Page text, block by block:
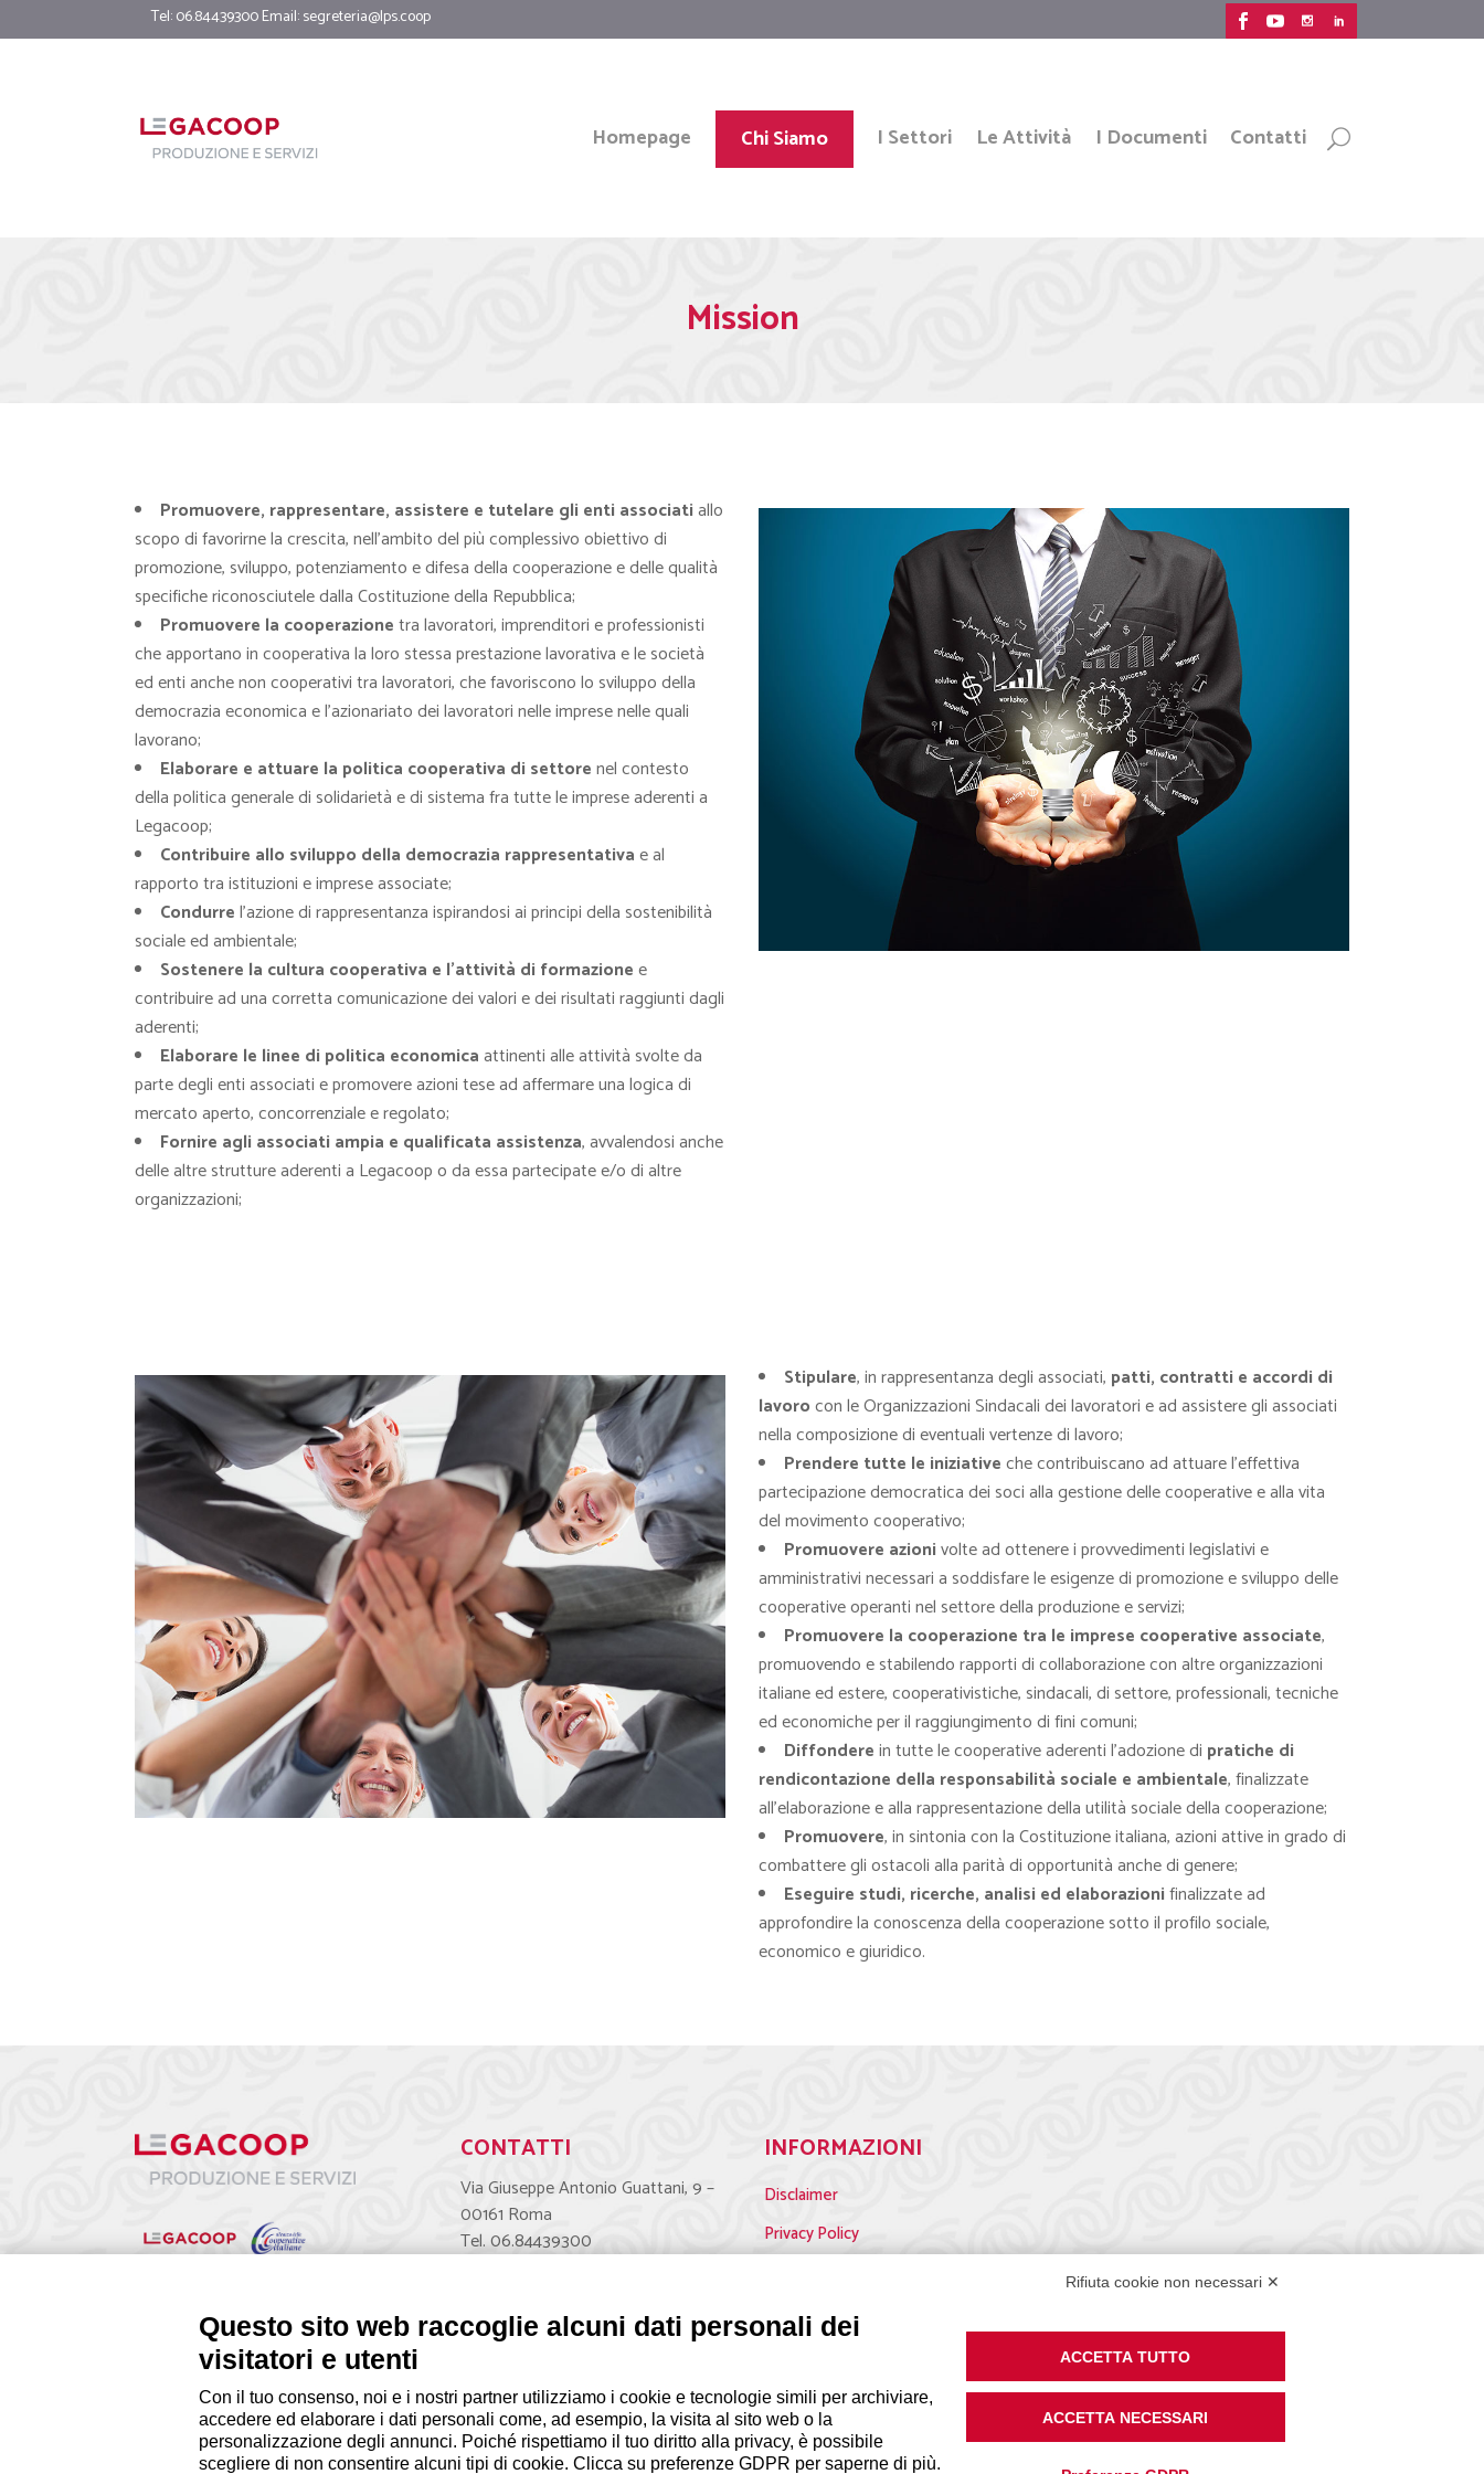
Tel: 06.84439300 Email:segreteria@lps.coop
Homepage Chi Siamo I Settori Le Attività I Documenti Contatti
Mission
Promuovere, rappresentare, assistere e tutelare gli enti associatiallo
scopo di favorirne la crescita, nell’ambito del più complessivo obiettivo di
promozione, sviluppo, potenziamento e difesa della cooperazione e delle qualità
specifiche riconosciutele dalla Costituzione della Repubblica;
Promuovere la cooperazionetra lavoratori, imprenditori e professionisti
che apportano in cooperativa la loro stessa prestazione lavorativa e le società
ed enti anche non cooperativi tra lavoratori, che favoriscono lo sviluppo della
democrazia economica e l’azionariato dei lavoratori nelle imprese nelle quali
lavorano;
Elaborare e attuare la politica cooperativa di settorenel contesto
della politica generale di solidarietà e di sistema fra tutte le imprese aderenti a
Legacoop;
Contribuire allo sviluppo della democrazia rappresentativae al
rapporto tra istituzioni e imprese associate;
Condurrel’azione di rappresentanza ispirandosi ai principi della sostenibilità
sociale ed ambientale;
Sostenere la cultura cooperativa e l’attività di formazionee
contribuire ad una corretta comunicazione dei valori e dei risultati raggiunti dagli
aderenti;
Elaborare le linee di politica economicaattinenti alle attività svolte da
parte degli enti associati e promovere azioni tese ad affermare una logica di
mercato aperto, concorrenziale e regolato;
Fornire agli associati ampia e qualificata assistenza, avvalendosi anche
delle altre strutture aderenti a Legacoop o da essa partecipate e/o di altre
organizzazioni;
Stipulare, in rappresentanza degli associati, patti, contratti e accordi di
lavorocon le Organizzazioni Sindacali dei lavoratori e ad assistere gli associati
nella composizione di eventuali vertenze di lavoro;
Prendere tutte le iniziativeche contribuiscano ad attuare l’effettiva
partecipazione democratica dei soci alla gestione delle cooperative e alla vita
del movimento cooperativo;
Promuovere azionivolte ad ottenere i provvedimenti legislativi e
amministrativi necessari a soddisfare le esigenze di promozione e sviluppo delle
cooperative operanti nel settore della produzione e servizi;
Promuovere la cooperazione tra le imprese cooperative associate,
promuovendo e stabilendo rapporti di collaborazione con altre organizzazioni
italiane ed estere, cooperativistiche, sindacali, di settore, professionali, tecniche
ed economiche per il raggiungimento di fini comuni;
Diffonderein tutte le cooperative aderenti l’adozione di pratiche di
rendicontazione della responsabilità sociale e ambientale, finalizzate
all’elaborazione e alla rappresentazione della utilità sociale della cooperazione;
Promuovere, in sintonia con la Costituzione italiana, azioni attive in grado di
combattere gli ostacoli alla parità di opportunità anche di genere;
Eseguire studi, ricerche, analisi ed elaborazionifinalizzate ad
approfondire la conoscenza della cooperazione sotto il profilo sociale,
economico e giuridico.
CONTATTI
Via Giuseppe Antonio Guattani, 9 –
00161 Roma
Tel. 06.84439300
INFORMAZIONI
Disclaimer
Privacy Policy
Rifiuta cookie non necessari ✕
Questo sito web raccoglie alcuni dati personali dei
visitatori e utenti
Con il tuo consenso, noi e i nostri partner utilizziamo i cookie e tecnologie simili per archiviare,
accedere ed elaborare i dati personali come, ad esempio, la visita al sito web o la
personalizzazione degli annunci. Poiché rispettiamo il tuo diritto alla privacy, è possibile
scegliere di non consentire alcuni tipi di cookie. Clicca su preferenze GDPR per saperne di più.
ACCETTA TUTTO
ACCETTA NECESSARI